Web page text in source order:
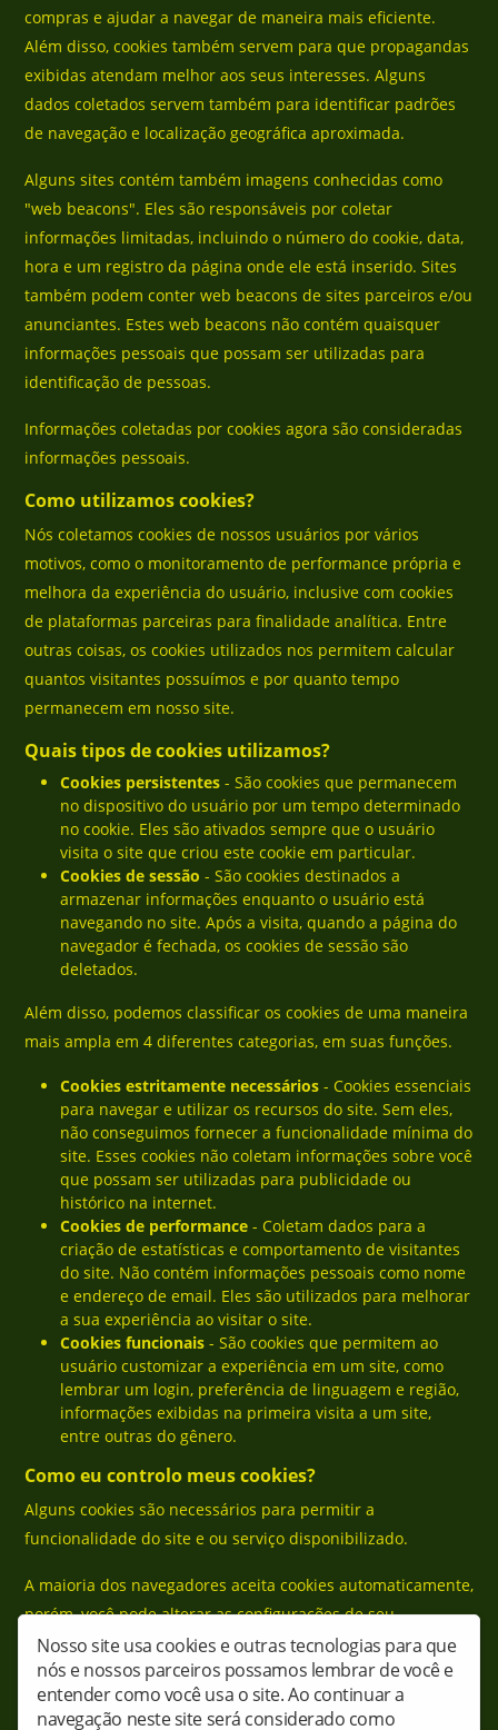
compras e ajudar a navegar de maneira mais eficiente.
Além disso, cookies também servem para que propagandas
exibidas atendam melhor aos seus interesses. Alguns
dados coletados servem também para identificar padrões
de navegação e localização geográfica aproximada.
Alguns sites contém também imagens conhecidas como
"web beacons". Eles são responsáveis por coletar
informações limitadas, incluindo o número do cookie, data,
hora e um registro da página onde ele está inserido. Sites
também podem conter web beacons de sites parceiros e/ou
anunciantes. Estes web beacons não contém quaisquer
informações pessoais que possam ser utilizadas para
identificação de pessoas.
Informações coletadas por cookies agora são consideradas
informações pessoais.
Como utilizamos cookies?
Nós coletamos cookies de nossos usuários por vários
motivos, como o monitoramento de performance própria e
melhora da experiência do usuário, inclusive com cookies
de plataformas parceiras para finalidade analítica. Entre
outras coisas, os cookies utilizados nos permitem calcular
quantos visitantes possuímos e por quanto tempo
permanecem em nosso site.
Quais tipos de cookies utilizamos?
Cookies persistentes - São cookies que permanecem
no dispositivo do usuário por um tempo determinado
no cookie. Eles são ativados sempre que o usuário
visita o site que criou este cookie em particular.
Cookies de sessão - São cookies destinados a
armazenar informações enquanto o usuário está
navegando no site. Após a visita, quando a página do
navegador é fechada, os cookies de sessão são
deletados.
Além disso, podemos classificar os cookies de uma maneira
mais ampla em 4 diferentes categorias, em suas funções.
Cookies estritamente necessários - Cookies essenciais
para navegar e utilizar os recursos do site. Sem eles,
não conseguimos fornecer a funcionalidade mínima do
site. Esses cookies não coletam informações sobre você
que possam ser utilizadas para publicidade ou
histórico na internet.
Cookies de performance - Coletam dados para a
criação de estatísticas e comportamento de visitantes
do site. Não contém informações pessoais como nome
e endereço de email. Eles são utilizados para melhorar
a sua experiência ao visitar o site.
Cookies funcionais - São cookies que permitem ao
usuário customizar a experiência em um site, como
lembrar um login, preferência de linguagem e região,
informações exibidas na primeira visita a um site,
entre outras do gênero.
Como eu controlo meus cookies?
Alguns cookies são necessários para permitir a
funcionalidade do site e ou serviço disponibilizado.
A maioria dos navegadores aceita cookies automaticamente,
porém, você pode alterar as configurações de seu
navegador para apagar ou prevenir a obtenção automática
de cookies.
Nosso site usa cookies e outras tecnologias para que
nós e nossos parceiros possamos lembrar de você e
entender como você usa o site. Ao continuar a
navegação neste site será considerado como